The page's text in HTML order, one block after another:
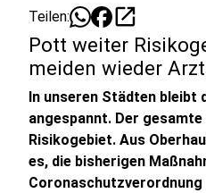
Teilen: open_in_new
Pott weiter
meiden wieder
In unseren Städten bleibt
angespannt. Der
Risikogebiet. Aus
es, die bisherigen
Coronaschutzverordnung